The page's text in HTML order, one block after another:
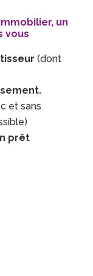
un
vous
(dont
et sans
prêt